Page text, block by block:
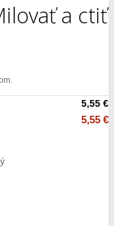
a ctiť
5,55 €
5,55 €